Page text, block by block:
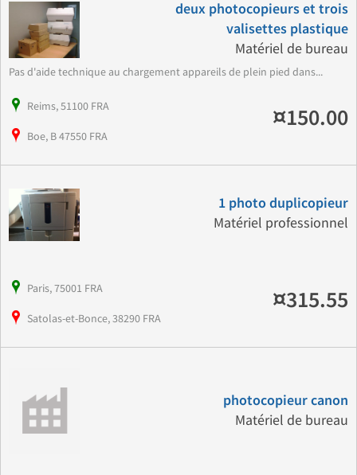
deux photocopieurs et trois
valisettes plastique
Matériel de bureau
Pas d'aide technique au chargement appareils de plein pied dans...
Reims, 51100 FRA
Boe, B 47550 FRA
¤150.00
1 photo duplicopieur
Matériel professionnel
Paris, 75001 FRA
Satolas-et-Bonce, 38290 FRA
¤315.55
photocopieur canon
Matériel de bureau